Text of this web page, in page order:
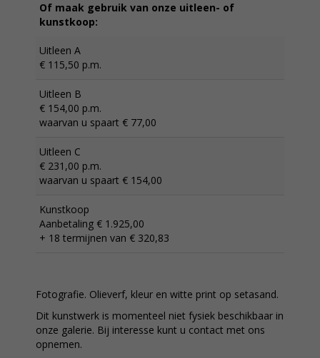
Of maak gebruik van onze uitleen- of
kunstkoop:
Uitleen A
€ 115,50 p.m.
Uitleen B
€ 154,00 p.m.
waarvan u spaart € 77,00
Uitleen C
€ 231,00 p.m.
waarvan u spaart € 154,00
Kunstkoop
Aanbetaling € 1.925,00
+ 18 termijnen van € 320,83
Fotografie. Olieverf, kleur en witte print op setasand.
Dit kunstwerk is momenteel niet fysiek beschikbaar in
onze galerie. Bij interesse kunt u contact met ons
opnemen.